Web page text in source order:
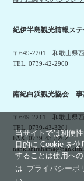
当サイトでは利便
目的に Cookie を
することは使用へ
は プライバシーポ
紀伊半島観光情報ス
〒649-2201 和歌山県
TEL. 0739-42-2900
南紀白浜観光協会 事
〒649-2211 和歌山県
TEL. 0739-43-3201
FAX. 0739-43-3202